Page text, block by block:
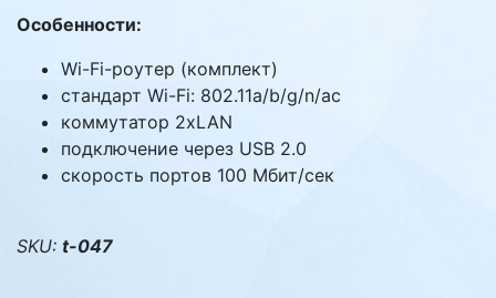
Особенности:
Wi-Fi-роутер (комплект)
стандарт Wi-Fi: 802.11a/b/g/n/ac
коммутатор 2xLAN
подключение через USB 2.0
скорость портов 100 Мбит/сек
SKU: t-047